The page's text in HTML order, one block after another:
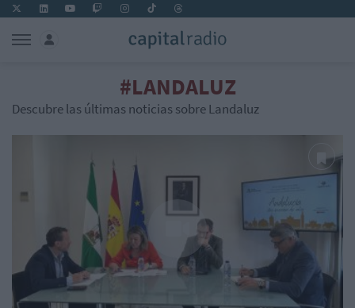
#LANDALUZ
Descubre las últimas noticias sobre Landaluz